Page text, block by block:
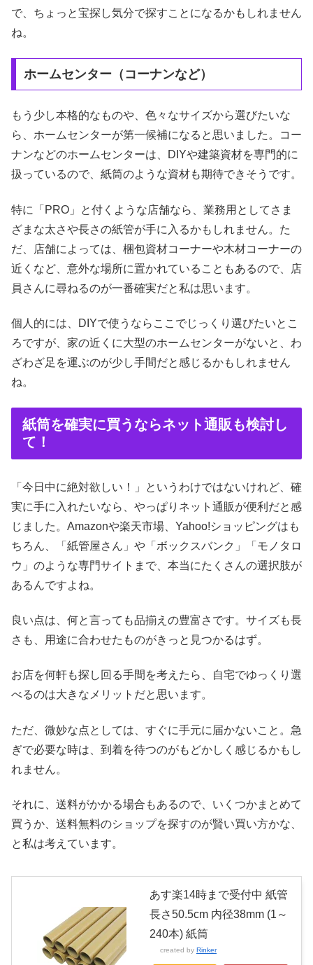
で、ちょっと宝探し気分で探すことになるかもしれません
ね。
ホームセンター（コーナンなど）
もう少し本格的なものや、色々なサイズから選びたいな
ら、ホームセンターが第一候補になると思いました。コー
ナンなどのホームセンターは、DIYや建築資材を専門的に
扱っているので、紙筒のような資材も期待できそうです。
特に「PRO」と付くような店舗なら、業務用としてさま
ざまな太さや長さの紙管が手に入るかもしれません。た
だ、店舗によっては、梱包資材コーナーや木材コーナーの
近くなど、意外な場所に置かれていることもあるので、店
員さんに尋ねるのが一番確実だと私は思います。
個人的には、DIYで使うならここでじっくり選びたいとこ
ろですが、家の近くに大型のホームセンターがないと、わ
ざわざ足を運ぶのが少し手間だと感じるかもしれません
ね。
紙筒を確実に買うならネット通販も検討し
て！
「今日中に絶対欲しい！」というわけではないけれど、確
実に手に入れたいなら、やっぱりネット通販が便利だと感
じました。Amazonや楽天市場、Yahoo!ショッピングはも
ちろん、「紙管屋さん」や「ボックスバンク」「モノタロ
ウ」のような専門サイトまで、本当にたくさんの選択肢が
あるんですよね。
良い点は、何と言っても品揃えの豊富さです。サイズも長
さも、用途に合わせたものがきっと見つかるはず。
お店を何軒も探し回る手間を考えたら、自宅でゆっくり選
べるのは大きなメリットだと思います。
ただ、微妙な点としては、すぐに手元に届かないこと。急
ぎで必要な時は、到着を待つのがもどかしく感じるかもし
れません。
それに、送料がかかる場合もあるので、いくつかまとめて
買うか、送料無料のショップを探すのが賢い買い方かな、
と私は考えています。
あす楽14時まで受付中 紙管
長さ50.5cm 内径38mm (1～
240本) 紙筒
created by Rinker